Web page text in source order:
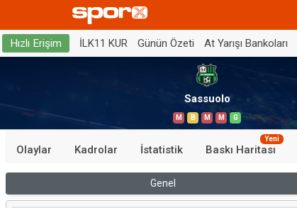
Hızlı Erişim İLK11 KUR Günün Özeti At Yarışı Bankoları
Sassuolo
M B M M G
Olaylar Kadrolar İstatistik Baskı Haritası
Yeni
Genel